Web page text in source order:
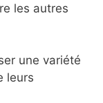
les autres
une variété
leurs